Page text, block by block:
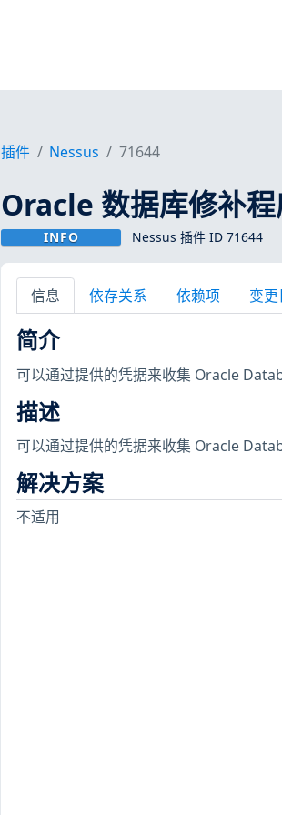
插件 Nessus 71644
Oracle 数据库修补程
INFO Nessus 插件 ID 71644
信息 依存关系 依赖项 变
简介
可以通过提供的凭据来收集 Oracle
描述
可以通过提供的凭据来收集 Oracle
解决方案
不适用